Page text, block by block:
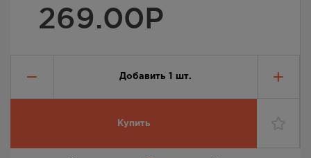
269.00Р
Добавить 1 шт.
Купить